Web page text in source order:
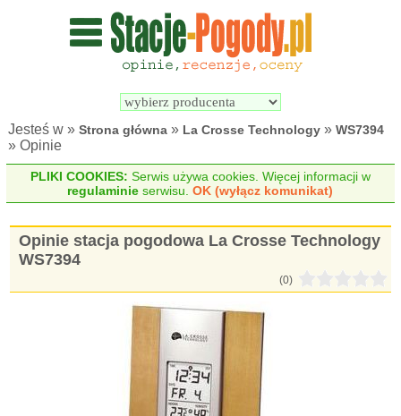
Wyszukiwarka
pogodowych
Jesteś w »Strona główna » La Crosse Technology »WS7394
» Opinie
PLIKI COOKIES: Serwis używa cookies. Więcej informacji w
regulaminie serwisu.OK (wyłącz komunikat)
Opinie stacja pogodowa La Crosse Technology
WS7394
(0)